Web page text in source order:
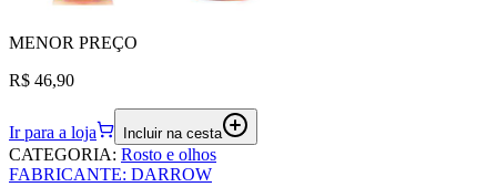
MENOR PREÇO
R$ 46,90
Ir para a loja Incluir na cesta
CATEGORIA: Rosto e olhos
FABRICANTE: DARROW